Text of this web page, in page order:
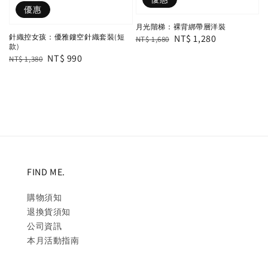
優惠
針織控女孩：優雅鏤空針織套裝(短
款)
Regular
NT$ 1,380 Sale
NT$ 990
月光階梯：裸背綁帶層洋裝
Regular
NT$ 1,680 Sale
NT$ 1,280
FIND ME.
購物須知
退換貨須知
公司資訊
本月活動指南